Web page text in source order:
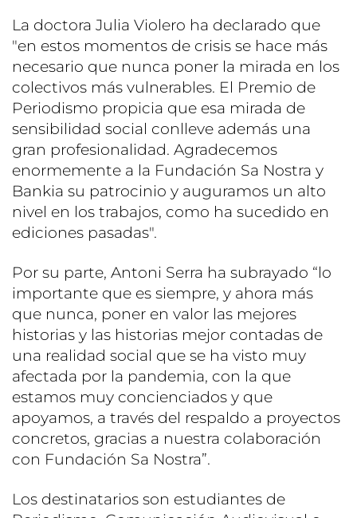
La doctora Julia Violero ha declarado que
"en estos momentos de crisis se hace más
necesario que nunca poner la mirada en los
colectivos más vulnerables. El Premio de
Periodismo propicia que esa mirada de
sensibilidad social conlleve además una
gran profesionalidad. Agradecemos
enormemente a la Fundación Sa Nostra y
Bankia su patrocinio y auguramos un alto
nivel en los trabajos, como ha sucedido en
ediciones pasadas".
Por su parte, Antoni Serra ha subrayado “lo
importante que es siempre, y ahora más
que nunca, poner en valor las mejores
historias y las historias mejor contadas de
una realidad social que se ha visto muy
afectada por la pandemia, con la que
estamos muy concienciados y que
apoyamos, a través del respaldo a proyectos
concretos, gracias a nuestra colaboración
con Fundación Sa Nostra”.
Los destinatarios son estudiantes de